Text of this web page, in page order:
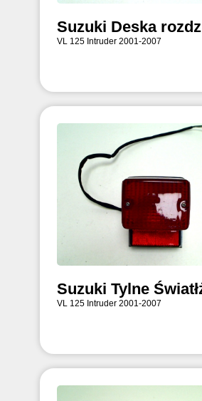
Suzuki Deska
VL 125 Intruder 2001-2007
Suzuki Tylne
VL 125 Intruder 2001-2007